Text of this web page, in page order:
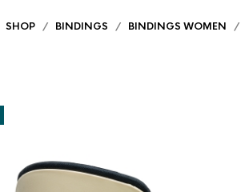
SHOP / BINDINGS / BINDINGS WOMEN /